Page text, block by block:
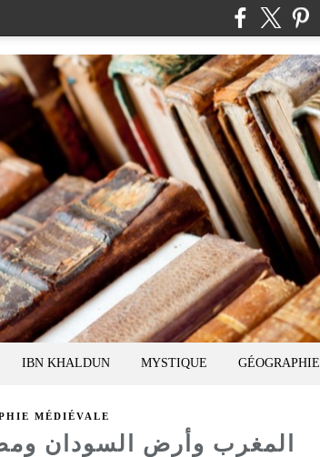
IBN KHALDUN MYSTIQUE GÉOGRAPHIE
MÉDIÉVALE
المغرب وأرض السودان